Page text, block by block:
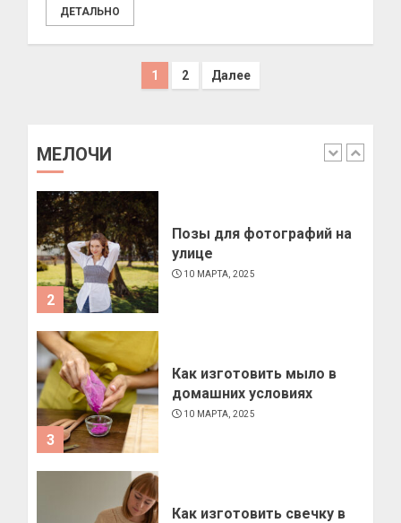
ДЕТАЛЬНО
1 2 Далее
МЕЛОЧИ
1
Как подобрать очки по
2
Позы для фотографий на
улице
10 МАРТА, 2025
3
Как изготовить мыло в
домашних условиях
10 МАРТА, 2025
Как изготовить свечку в